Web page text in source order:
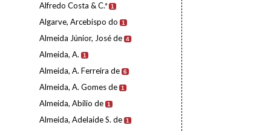
Alfredo Costa & C.ª 1
Algarve, Arcebispo do 1
Almeida Júnior, José de 4
Almeida, A. 1
Almeida, A. Ferreira de 6
Almeida, A. Gomes de 1
Almeida, Abílio de 1
Almeida, Adelaide S. de 1